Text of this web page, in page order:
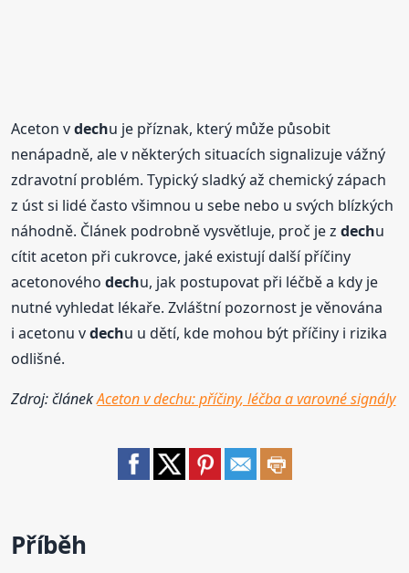
Aceton vdechu je příznak, který může působit
nenápadně, ale v některých situacích signalizuje vážný
zdravotní problém. Typický sladký až chemický zápach
z úst si lidé často všimnou u sebe nebo u svých blízkých
náhodně. Článek podrobně vysvětluje, proč je zdechu
cítit aceton při cukrovce, jaké existují další příčiny
acetonovéhodechu, jak postupovat při léčbě a kdy je
nutné vyhledat lékaře. Zvláštní pozornost je věnována
i acetonu vdechu u dětí, kde mohou být příčiny i rizika
odlišné.
Zdroj: článekAceton v dechu: příčiny, léčba a varovné signály
Příběh